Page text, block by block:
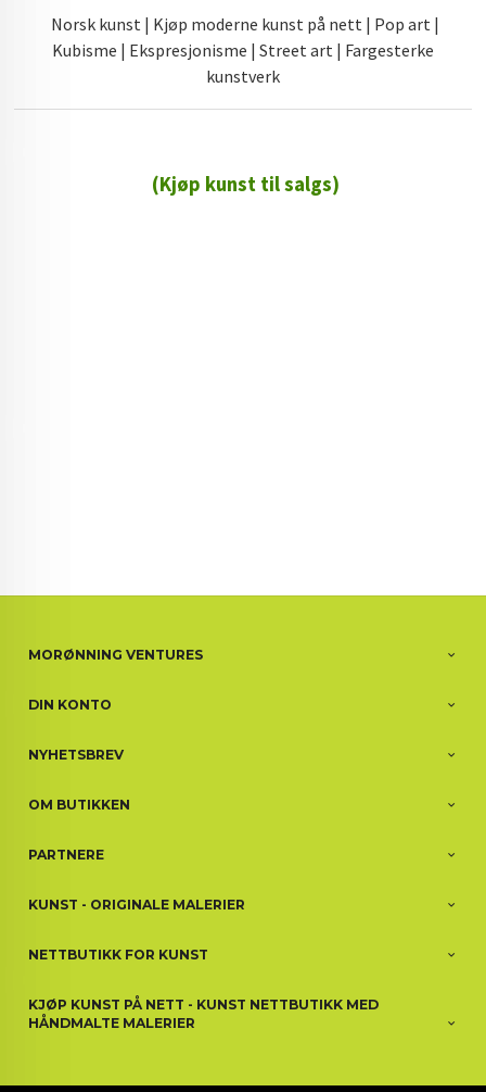
Norsk kunst | Kjøp moderne kunst på nett | Pop art |
Kubisme | Ekspresjonisme | Street art | Fargesterke
kunstverk
(Kjøp kunst til salgs)
MORØNNING VENTURES
DIN KONTO
NYHETSBREV
OM BUTIKKEN
PARTNERE
KUNST - ORIGINALE MALERIER
NETTBUTIKK FOR KUNST
KJØP KUNST PÅ NETT - KUNST NETTBUTIKK MED
HÅNDMALTE MALERIER